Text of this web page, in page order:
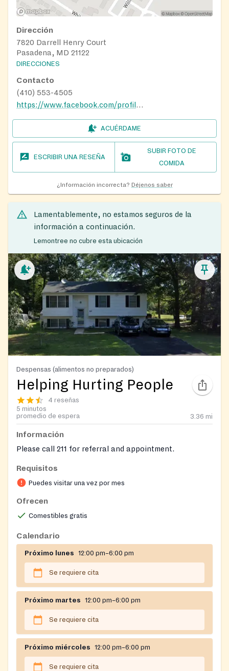
Dirección
7820 Darrell Henry Court
Pasadena, MD 21122
DIRECCIONES
Contacto
(410) 553-4505
https://www.facebook.com/profile.php?id=100066705630064
ACUÉRDAME
ESCRIBIR UNA RESEÑA
SUBIR FOTO DE
COMIDA
¿Información incorrecta? Déjenos saber
Lamentablemente, no estamos seguros de la
información a continuación.
Lemontree no cubre esta ubicación
Despensas (alimentos no preparados)
Helping Hurting People
4 reseñas
5 minutos
promedio de espera
3.36 mi
Información
Please call 211 for referral and appointment.
Requisitos
Puedes visitar una vez por mes
Ofrecen
Comestibles gratis
Calendario
Próximo lunes 12:00 pm–6:00 pm
Se requiere cita
Próximo martes 12:00 pm–6:00 pm
Se requiere cita
Próximo miércoles 12:00 pm–6:00 pm
Se requiere cita